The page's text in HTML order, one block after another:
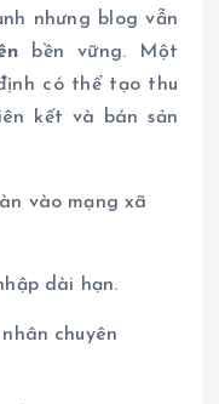
nhưng blog vẫn
bền vững. Một
có thể tạo thu
kết và bán sản
vào mạng xã
dài hạn.
chuyên